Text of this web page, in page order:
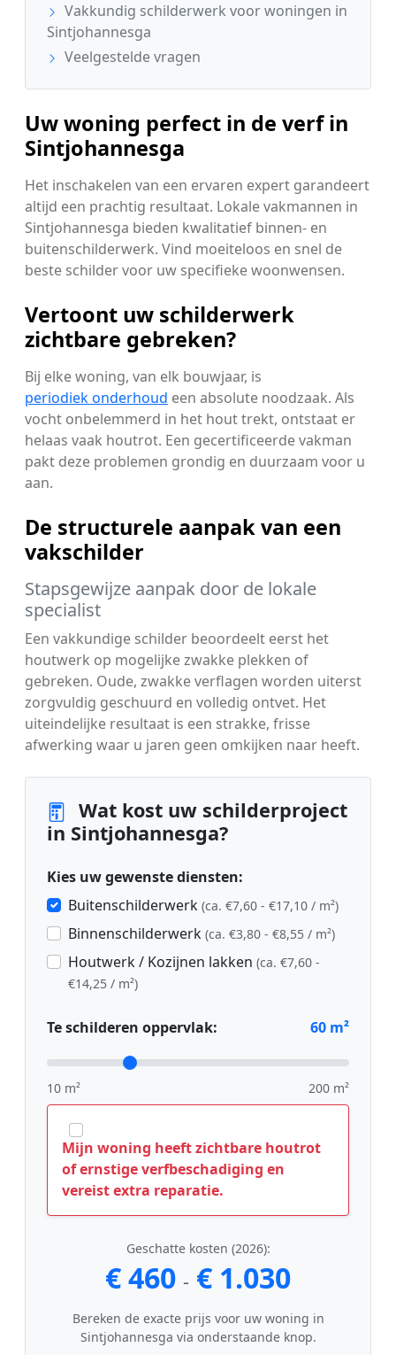
Vakkundig schilderwerk voor woningen in
Sintjohannesga
Veelgestelde vragen
Uw woning perfect in de verf in
Sintjohannesga
Het inschakelen van een ervaren expert garandeert
altijd een prachtig resultaat. Lokale vakmannen in
Sintjohannesga bieden kwalitatief binnen- en
buitenschilderwerk. Vind moeiteloos en snel de
beste schilder voor uw specifieke woonwensen.
Vertoont uw schilderwerk
zichtbare gebreken?
Bij elke woning, van elk bouwjaar, is
periodiek onderhoud een absolute noodzaak. Als
vocht onbelemmerd in het hout trekt, ontstaat er
helaas vaak houtrot. Een gecertificeerde vakman
pakt deze problemen grondig en duurzaam voor u
aan.
De structurele aanpak van een
vakschilder
Stapsgewijze aanpak door de lokale
specialist
Een vakkundige schilder beoordeelt eerst het
houtwerk op mogelijke zwakke plekken of
gebreken. Oude, zwakke verflagen worden uiterst
zorgvuldig geschuurd en volledig ontvet. Het
uiteindelijke resultaat is een strakke, frisse
afwerking waar u jaren geen omkijken naar heeft.
Wat kost uw schilderproject
in Sintjohannesga?
Kies uw gewenste diensten:
Buitenschilderwerk (ca. €7,60 - €17,10 / m²)
Binnenschilderwerk (ca. €3,80 - €8,55 / m²)
Houtwerk / Kozijnen lakken (ca. €7,60 -
€14,25 / m²)
Te schilderen oppervlak: 60 m²
10 m² 200 m²
Mijn woning heeft zichtbare houtrot
of ernstige verfbeschadiging en
vereist extra reparatie.
Geschatte kosten (2026):
€ 460 - € 1.030
Bereken de exacte prijs voor uw woning in
Sintjohannesga via onderstaande knop.